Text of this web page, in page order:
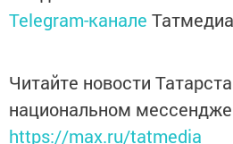
Telegram-канале Татмедиа
Читайте новости
национальном
https://max.ru/tatmedia